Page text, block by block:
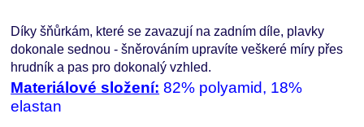
Díky šňůrkám, které se zavazují na zadním díle, plavky
dokonale sednou - šněrováním upravíte veškeré míry přes
hrudník a pas pro dokonalý vzhled.
Materiálové složení: 82% polyamid, 18%
elastan